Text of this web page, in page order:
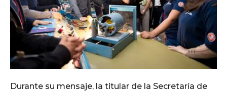
Durante su mensaje, la titular de la Secretaría de